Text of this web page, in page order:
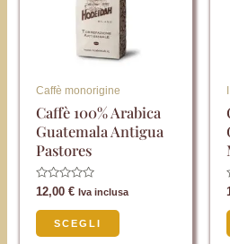
Caffè monorigine
Caffè 100% Arabica
Guatemala Antigua
Pastores
Valutato
0
su
12,00 € Iva inclusa
SCEGLI
varianti.
Le
opzioni
essere
scelte